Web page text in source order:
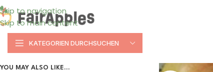
Skip to navigation
Skip to main content
KATEGORIEN DURCHSUCHEN
YOU MAY ALSO LIKE…